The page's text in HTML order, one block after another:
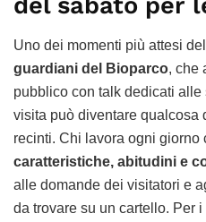
Uno dei momenti più attesi
guardiani del Bioparco, che
pubblico con talk dedicati
visita può diventare qualcosa
recinti. Chi lavora ogni giorno
caratteristiche, abitudini e
alle domande dei visitatori e
da trovare su un cartello. Per